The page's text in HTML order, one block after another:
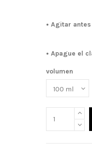
• Agitar
• Apague el
volumen